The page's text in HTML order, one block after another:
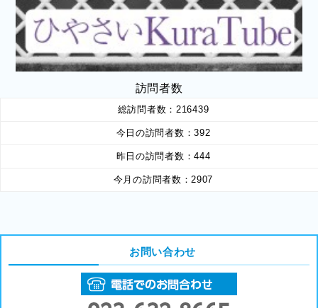
訪問者数
総訪問者数： 216439
今日の訪問者数：392
昨日の訪問者数：444
今月の訪問者数： 2907
お問い合わせ